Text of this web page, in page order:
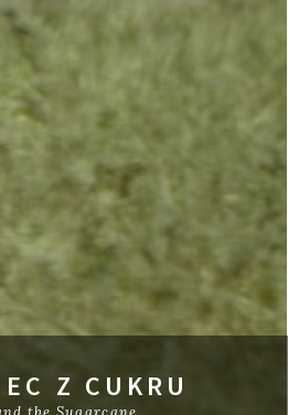
Z CUKRU